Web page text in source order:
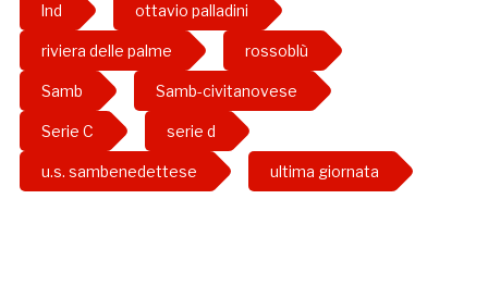
lnd ottavio palladini
riviera delle palme rossoblù
Samb Samb-civitanovese
Serie C serie d
u.s. sambenedettese ultima giornata